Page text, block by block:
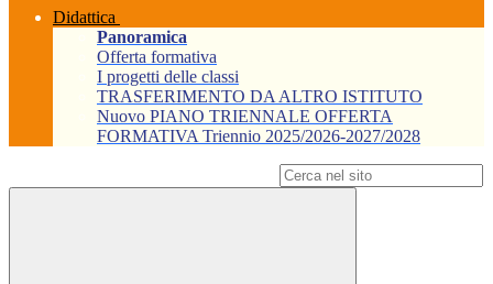
Didattica
Panoramica
Offerta formativa
I progetti delle classi
TRASFERIMENTO DA ALTRO ISTITUTO
Nuovo PIANO TRIENNALE OFFERTA
FORMATIVA Triennio 2025/2026-2027/2028